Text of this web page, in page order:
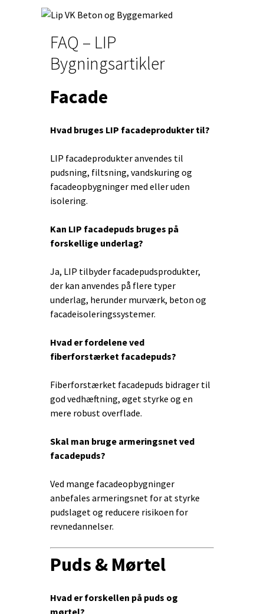
FAQ – LIP
Bygningsartikler
Facade
Hvad bruges LIP facadeprodukter til?
LIP facadeprodukter anvendes til
pudsning, filtsning, vandskuring og
facadeopbygninger med eller uden
isolering.
Kan LIP facadepuds bruges på
forskellige underlag?
Ja, LIP tilbyder facadepudsprodukter,
der kan anvendes på flere typer
underlag, herunder murværk, beton og
facadeisoleringssystemer.
Hvad er fordelene ved
fiberforstærket facadepuds?
Fiberforstærket facadepuds bidrager til
god vedhæftning, øget styrke og en
mere robust overflade.
Skal man bruge armeringsnet ved
facadepuds?
Ved mange facadeopbygninger
anbefales armeringsnet for at styrke
pudslaget og reducere risikoen for
revnedannelser.
Puds & Mørtel
Hvad er forskellen på puds og
mørtel?